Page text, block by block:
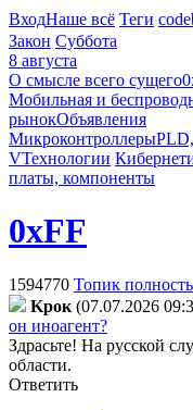
ВходНаше всё Теги
Закон Суббота
8 августа
О смысле всего сущего
Мобильная и
рынокОбъявления
Микроконтроллеры
VТехнологии
платы, компоненты
0xFF
1594770 Топик
Kpoк (07.07.2026
он иноагент?
Здрасьте! На русской
области.
Ответить